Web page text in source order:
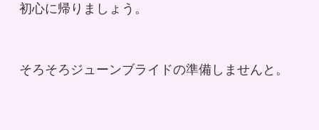
初心に帰りましょう。
そろそろジューンブライドの準備しませんと。